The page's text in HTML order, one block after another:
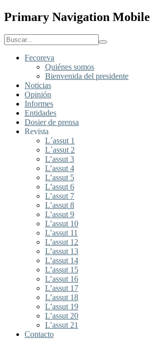
Primary Navigation Mobile
Fecoreva
Quiénes somos
Bienvenida del presidente
Noticias
Opinión
Informes
Entidades
Dosier de prensa
Revista
L´assut 1
L´assut 2
L’assut 3
L’assut 4
L’assut 5
L’assut 6
L’assut 7
L’assut 8
L’assut 9
L’assut 10
L’assut 11
L’assut 12
L’assut 13
L’assut 14
L’assut 15
L’assut 16
L’assut 17
L’assut 18
L’assut 19
L’assut 20
L’assut 21
Contacto